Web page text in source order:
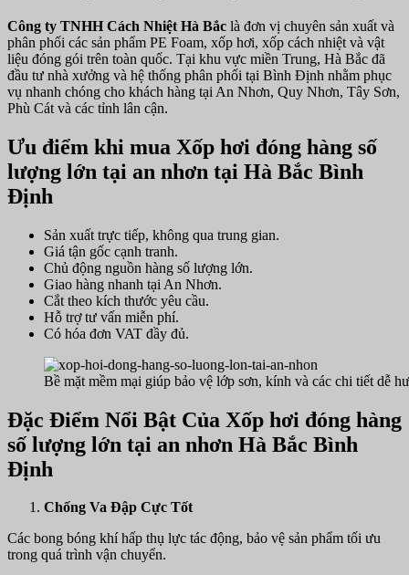
Công ty TNHH Cách Nhiệt Hà Bắc là đơn vị chuyên sản xuất và
phân phối các sản phẩm PE Foam, xốp hơi, xốp cách nhiệt và vật
liệu đóng gói trên toàn quốc. Tại khu vực miền Trung, Hà Bắc đã
đầu tư nhà xưởng và hệ thống phân phối tại Bình Định nhằm phục
vụ nhanh chóng cho khách hàng tại An Nhơn, Quy Nhơn, Tây Sơn,
Phù Cát và các tỉnh lân cận.
Ưu điểm khi mua Xốp hơi đóng hàng số
lượng lớn tại an nhơn tại Hà Bắc Bình
Định
Sản xuất trực tiếp, không qua trung gian.
Giá tận gốc cạnh tranh.
Chủ động nguồn hàng số lượng lớn.
Giao hàng nhanh tại An Nhơn.
Cắt theo kích thước yêu cầu.
Hỗ trợ tư vấn miễn phí.
Có hóa đơn VAT đầy đủ.
Bề mặt mềm mại giúp bảo vệ lớp sơn, kính và các chi tiết dễ
Đặc Điểm Nổi Bật Của Xốp hơi đóng hàng
số lượng lớn tại an nhơn Hà Bắc Bình
Định
Chống Va Đập Cực Tốt
Các bong bóng khí hấp thụ lực tác động, bảo vệ sản phẩm tối ưu
trong quá trình vận chuyển.